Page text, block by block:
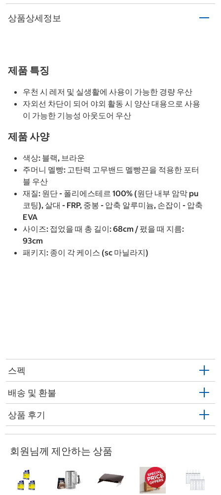
상품상세정보
제품 특징
우천 시 레저 및 실생활에 사용이 가능한 경량 우산
자외선 차단이 되어 야외 활동 시 양산 대용으로 사용
이 가능한 기능성 아웃도어 우산
제품 사양
색상: 블랙, 브라운
주머니 멜빵: 고탄력 고무밴드 멜빵끈을 적용한 포터
블 우산
재질: 원단 - 폴리에스테르 100% (원단 내부 암막 pu
코팅), 살대 - FRP, 중봉 - 압축 알루미늄, 손잡이 - 압축
EVA
사이즈: 접었을 때 총 길이: 68cm / 폈을 때 지름:
93cm
패키지: 종이 각 케이스 (sc 마닐라지)
스펙
배송 및 환불
상품 후기
회원님께 제안하는 상품